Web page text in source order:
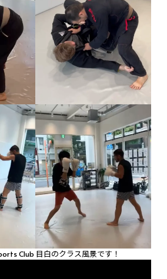
Club 目白のクラス風景です！